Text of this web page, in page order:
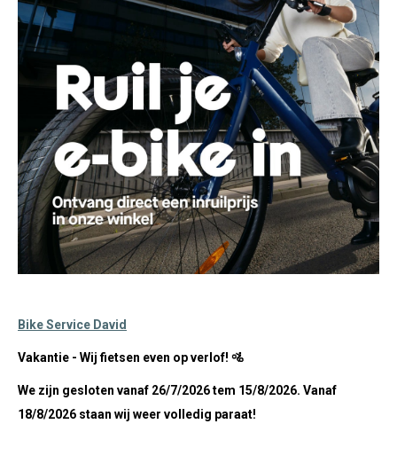
Bike Service David
Vakantie - Wij fietsen even op verlof! 🚵
We zijn gesloten vanaf 26/7/2026 tem 15/8/2026. Vanaf
18/8/2026 staan wij weer volledig paraat!